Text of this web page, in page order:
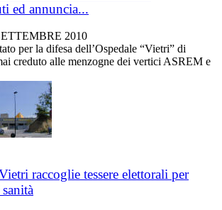
ed annuncia...
2010
per la difesa dell’Ospedale “Vietri” di
creduto alle menzogne dei vertici ASREM e
raccoglie tessere elettorali per